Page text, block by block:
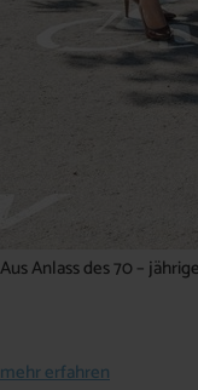
Aus Anlass des 70 –
mehr erfahren